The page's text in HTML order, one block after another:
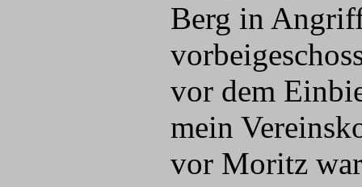
Berg in
vor dem
mein
vor Moritz